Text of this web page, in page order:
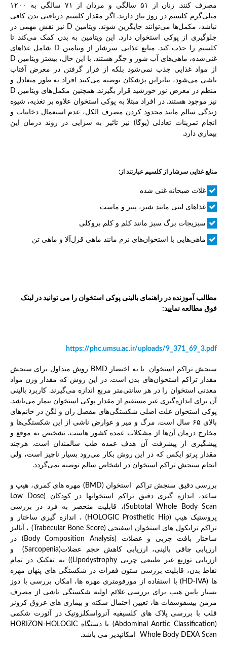
مصرف کنند. زنان از ۵۱ سالگی و مردان از ۷۱ سالگی به ۱۲۰۰
میلی‌گرم کلسیم در روز نیاز دارند. اگر مقدار کلسیم دریافتی بدن کافی
نباشد، مکمل‌ها می‌توانند جایگزین شوند. ویتامین D نیز نقش مهمی در
جلوگیری از پوکی استخوان دارد. این ویتامین به بدن کمک می‌کند تا
کلسیم را جذب کند. منابع غذایی سرشار از ویتامین D شامل غذاهای
غنی‌شده، ماهی‌های آب شور و جگر هستند. با این حال، بیشتر ویتامین D
از مواد غذایی جذب نمی‌شود بلکه از قرار گرفتن در معرض آفتاب
ناشی می‌شود، بنابراین پزشکان توصیه می‌کنند افراد به طور متعادل و
منظم در معرض نور خورشید قرار بگیرند. همچنین مکمل‌های ویتامین D
نیز موجود هستند. در افراد مبتلا به پوکی استخوان علاوه بر تغذیه، شیوه
زندگی سالم مانند محدود کردن مصرف الکل، عدم استعمال دخانیات و
انجام تمرینات تعادلی (یوگا) نیز تاثیر به سزایی در روند درمان این
بیماری دارد.
منابع غذایی سرشار از کلسیم عبارتند از:
غلات صبحانه غنی شده
غذاهای لبنی مانند شیر، پنیر و ماست
سبزیجات برگ سبز مانند کلم و کلم بروکلی
ماهی‌هایی با استخوان‌های نرم مانند ماهی قزل‌آلا و ماهی تن
مطالب آموزنده در راهنمای بالینی پوکی استخوان را می توانید در لینک
فوق مطالعه نمایید:
https://phc.umsu.ac.ir/uploads/9_371_69_3.pdf
سنجش تراکم استخوان یا به اختصار BMD روش متداول برای سنجش
مقدار تراکم استخوان‌های بدن است. در این روش که مقدار وزن مواد
معدنی استخوان را در هر سانتی‌متر مربع اندازه می‌گیرند. کاربرد بالینی
آن برای اندازه‌گیری غیر مستقیم از مقدار پوکی استخوان بیمار می‌باشد.
پوکی استخوان علت اصلی شکستگی‌های مفصل ران و لگن در خانم‌های
بالای ۶۵ سال است. مرگ و میر و عوارض ناشی از این شکستگی‌ها و
مخارج درمان آن‌ها از مشکلات عمده کشور هاست. تشخیص به موقع و
پیشگیری از پیشرفت آن هدف عمده طب سالمندان است. هرچند
مقدار پرتو ایکس که در این روش بکار می‌رود بسیار ناچیز است، ولی
انجام سنجش تراکم استخوان در اشخاص سالم توصیه نمی‌گردد.
بررسی دقیق سنجش تراکم استخوان (BMD) مهره های کمری، هیپ و
ساعد، اندازه گیری دقیق تراکم استخوانها در کودکان (Low Dose
Subtotal Whole Body Scan)، قابلیت منحصر به فرد در بررسی
پروستیک هیپ (HOLOGIC Prosthetic Hip) ، اندازه گیری ساختار و
تراکم ترابکول های استخوان اسفنجی (Trabecular Bone Score) ، آنالیز
ساختار بافت چربی و عضلات (Body Composition Analysis) در
ارزیابی چاقی بالینی، ارزیابی کاهش حجم عضلات(Sarcopenia) و
ارزیابی توزیع غیر طبیعی چربی Lipodystrophy)) به تفکیک در تمام
نقاط بدن، قابلیت بررسی ستون فقرات در شکستگی های پنهان مهره
ها (HD-IVA) با استفاده از مورفومتری مهره ها، امکان بررسی با دوز
بسیار پایین هیپ برای بررسی علائم اولیه شکستگی ناشی از مصرف
مزمن بیسفوسفات ها، تعیین احتمال سکته و بیماری های عروق کرونر
قلب با بررسی پلاک های کلسیفیه آترواسکلروتیک در آئورت شکمی
(Abdominal Aortic Classification) با دستگاهHORIZON-HOLOGIC
Whole Body DEXA Scan امکانپذیر می باشد.